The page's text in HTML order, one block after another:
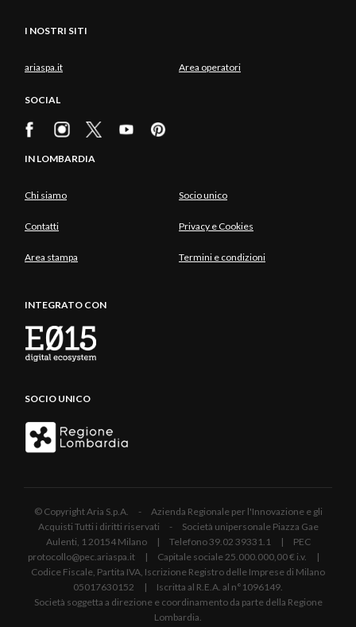
I NOSTRI SITI
ariaspa.it Area operatori
SOCIAL
IN LOMBARDIA
Chi siamo Socio unico
Contatti Privacy e Cookies
Area stampa Termini e condizioni
INTEGRATO CON
SOCIO UNICO
© Copyright Aria S.p.A. - Azienda Regionale per l'Innovazione e gli
Acquisti Tutti i diritti riservati - Società unipersonale Piazza Gae
Aulenti, 1 20154 Milano | Telefono 39.02 39331.1 | PEC
protocollo@pec.ariaspa.it | Capitale sociale 25.000.000,00 € i.v. |
Codice Fiscale, Partita IVA, Iscrizione Registro delle Imprese di Milano
05017630152 | Iscritta al R.E.A. al n°1096149.
Società soggetta a direzione e coordinamento da parte della Regione
Lombardia.